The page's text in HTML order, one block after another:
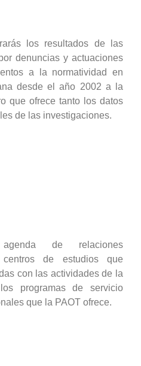
los resultados de las
denuncias y actuaciones
a la normatividad en
desde el año 2002 a la
que ofrece tanto los datos
de las investigaciones.
de relaciones
centros de estudios que
con las actividades de la
programas de servicio
que la PAOT ofrece.